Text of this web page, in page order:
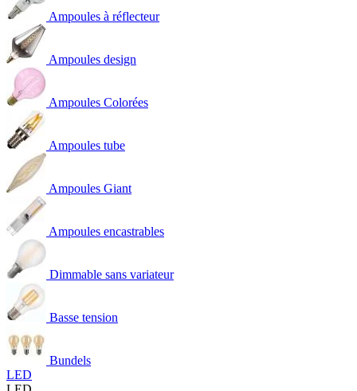
Ampoules à réflecteur
Ampoules design
Ampoules Colorées
Ampoules tube
Ampoules Giant
Ampoules encastrables
Dimmable sans variateur
Basse tension
Bundels
LED